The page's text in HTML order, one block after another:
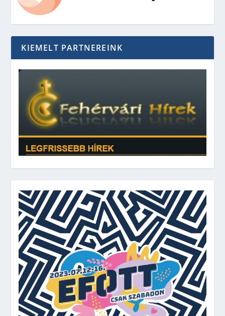
KIEMELT PARTNEREINK